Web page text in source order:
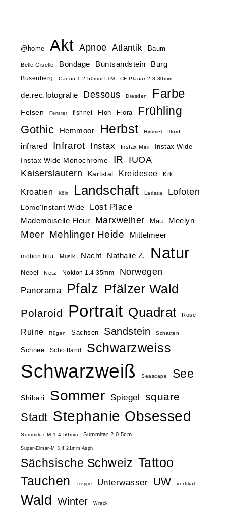
@home Akt Apnoe Atlantik Baum
Belle Giselle Bondage Buntsandstein Burg
Busenberg Canon 1.2 50mm LTM CF Planar 2.8 80mm
de.rec.fotografie Dessous Dresden Farbe
Felsen Fenster fishnet Floh Flora Frühling
Gothic Hemmoor Herbst Himmel Ilford
infrared Infrarot Instax Instax Mini
Instax Wide
Instax Wide Monochrome
IR
IUOA
Kaiserslautern
Karlstal Kreidesee Krk
Kroatien Köln Landschaft Larissa Lofoten
Lomo'Instant Wide Lost Place
Mademoiselle Fleur Marxweiher Mau Meelyn
Meer Mehlinger Heide Mittelmeer
motion blur Musik Nacht Nathalie Z. Natur
Nebel Netz Nokton 1.4 35mm Norwegen
Panorama Pfalz Pfälzer Wald
Polaroid Portrait Quadrat Rose
Ruine Rügen Sachsen Sandstein Schatten
Schnee Schottland Schwarzweiss
Schwarzweiß Seascape See
Shibari Sommer Spiegel square
Stadt Stephanie Obsessed
Summilux-M 1.4 50mm Summitar 2.0 5cm
Super-Elmar-M 3.4 21mm Asph.
Sächsische Schweiz Tattoo
Tauchen
Treppe Unterwasser UW vertikal
Wald Winter Wrack